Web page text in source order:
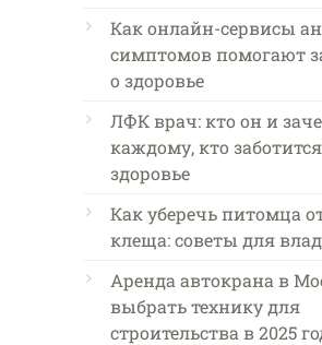
Как онлайн-сервисы
симптомов помогают
о здоровье
ЛФК врач: кто он и
каждому, кто
здоровье
Как уберечь питомца
клеща: советы для
Аренда автокрана в
выбрать технику для
строительства в 2025